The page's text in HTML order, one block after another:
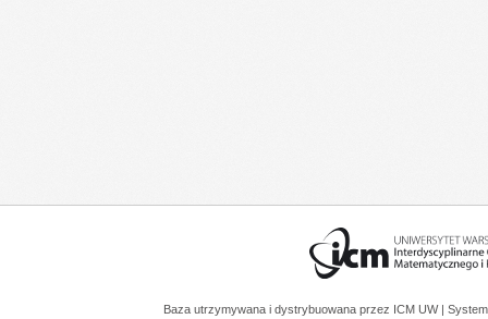
Baza utrzymywana i dystrybuowana przez ICM UW |